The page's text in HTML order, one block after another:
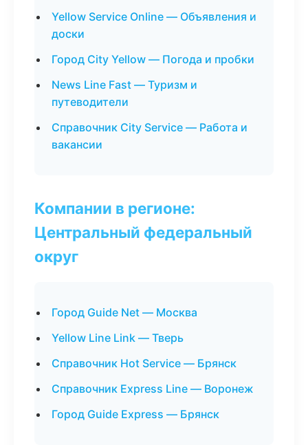
Yellow Service Online — Объявления и
доски
Город City Yellow — Погода и пробки
News Line Fast — Туризм и
путеводители
Справочник City Service — Работа и
вакансии
Компании в регионе:
Центральный федеральный
округ
Город Guide Net — Москва
Yellow Line Link — Тверь
Справочник Hot Service — Брянск
Справочник Express Line — Воронеж
Город Guide Express — Брянск